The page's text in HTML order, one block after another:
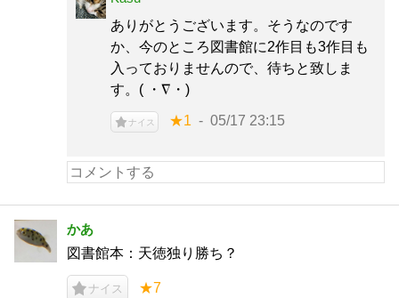
ありがとうございます。そうなのです
か、今のところ図書館に2作目も3作目も
入っておりませんので、待ちと致しま
す。( ・∇・)
ナイス ★1 05/17 23:15
かあ
図書館本：天徳独り勝ち？
ナイス ★7